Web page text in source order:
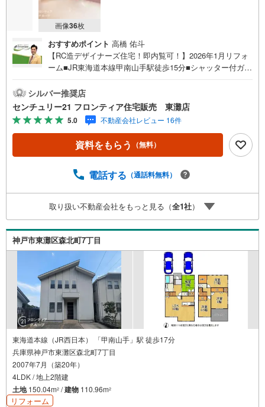
画像36枚
おすすめポイント 高橋 佑斗
【RC造デザイナーズ住宅！即内覧可！】2026年1月リフォ
ーム■JR東海道本線甲南山手駅徒歩15分■シャッター付ガレ
宅 特徴・落ち着きのある住環境で静かな暮らし・遠くまで
見渡せる開放的なルーフバルコニーがあり眺望良好 リフォ
ーム内容全室クロス張替、洗面室・トイレCF貼替、畳表
替、ダウンライト交換、キッチン手元灯交換、モニターホ
ン1台交換、ハウスクリーニング等 立地・神戸市立本山第
三小学校まで徒歩約15分・神戸市立本山中学校まで徒歩約3
ンシャルプランナーが資金計画をサポート！2.買い替えな
と繋がりがあるため、最も低金利になるように審査が可
能！4.物件のお引渡し後に必要になったお家のリフォーム
も弊社のリフォームプランナーがご提案！5.定期的にご連
絡を繋ぎ、有事の際に迅速にサポートいたしますお気軽に
お問合せください！
シルバー推奨店
センチュリー21 フロンティア住宅販売 東灘店
5.0 不動産会社レビュー 16件
資料をもらう （無料）
電話する （通話料無料）
取り扱い不動産会社をもっと見る（全1社）
神戸市東灘区森北町7丁目
東海道本線（JR西日本） 「甲南山手」駅 徒歩17分
兵庫県神戸市東灘区森北町7丁目
2007年7月（築20年）
4LDK / 地上2階建
土地150.04m2 /建物 110.96m2
リフォーム